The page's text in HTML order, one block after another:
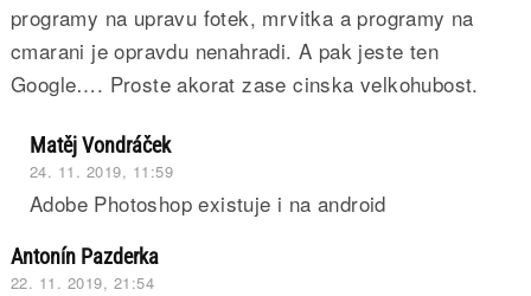
programy na upravu fotek, mrvitka a programy na
cmarani je opravdu nenahradi. A pak jeste ten
Google…. Proste akorat zase cinska velkohubost.
Matěj Vondráček
24. 11. 2019, 11:59
Adobe Photoshop existuje i na android
Antonín Pazderka
22. 11. 2019, 21:54